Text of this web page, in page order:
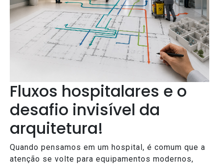
Fluxos hospitalares e o
desafio invisível da
arquitetura!
Quando pensamos em um hospital, é comum que a
atenção se volte para equipamentos modernos,